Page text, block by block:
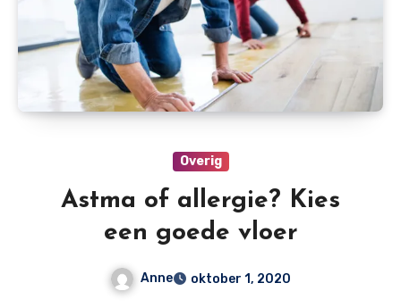
Overig
Astma of allergie? Kies
een goede vloer
Anne oktober 1, 2020